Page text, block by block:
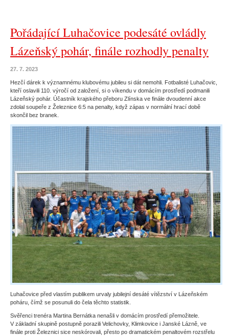
Pořádající Luhačovice podesáté ovládly
Lázeňský pohár, finále rozhodly penalty
27. 7. 2023
Hezčí dárek k významnému klubovému jubileu si dát nemohli. Fotbalisté Luhačovic,
kteří oslavili 110. výročí od založení, si o víkendu v domácím prostředí podmanili
Lázeňský pohár. Účastník krajského přeboru Zlínska ve finále dvoudenní akce
zdolal soupeře z Železnice 6:5 na penalty, když zápas v normální hrací době
skončil bez branek.
Luhačovice před vlastím publikem urvaly jubilejní desáté vítězství v Lázeňském
poháru, čímž se posunuli do čela těchto statistik.
Svěřenci trenéra Martina Bernátka nenašli v domácím prostředí přemožitele.
V základní skupině postupně porazili Velichovky, Klimkovice i Janské Lázně, ve
finále proti Železnici sice neskórovali, přesto po dramatickém penaltovém rozstřelu